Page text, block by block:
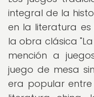
integral de la
en la literatura es
la obra clásica
mención a
juego de mesa
era popular entre